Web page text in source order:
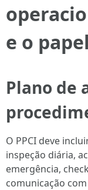
e o
Plano de
O PPCI deve
inspeção diária,
emergência,
comunicação